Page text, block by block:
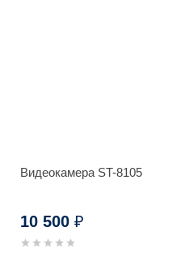
Видеокамера ST-8105
10 500 ₽